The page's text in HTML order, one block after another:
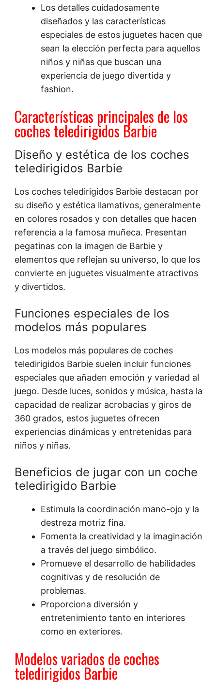
Los detalles cuidadosamente
diseñados y las características
especiales de estos juguetes hacen que
sean la elección perfecta para aquellos
niños y niñas que buscan una
experiencia de juego divertida y
fashion.
Características principales de los
coches teledirigidos Barbie
Diseño y estética de los coches
teledirigidos Barbie
Los coches teledirigidos Barbie destacan por
su diseño y estética llamativos, generalmente
en colores rosados y con detalles que hacen
referencia a la famosa muñeca. Presentan
pegatinas con la imagen de Barbie y
elementos que reflejan su universo, lo que los
convierte en juguetes visualmente atractivos
y divertidos.
Funciones especiales de los
modelos más populares
Los modelos más populares de coches
teledirigidos Barbie suelen incluir funciones
especiales que añaden emoción y variedad al
juego. Desde luces, sonidos y música, hasta la
capacidad de realizar acrobacias y giros de
360 grados, estos juguetes ofrecen
experiencias dinámicas y entretenidas para
niños y niñas.
Beneficios de jugar con un coche
teledirigido Barbie
Estimula la coordinación mano-ojo y la
destreza motriz fina.
Fomenta la creatividad y la imaginación
a través del juego simbólico.
Promueve el desarrollo de habilidades
cognitivas y de resolución de
problemas.
Proporciona diversión y
entretenimiento tanto en interiores
como en exteriores.
Modelos variados de coches
teledirigidos Barbie